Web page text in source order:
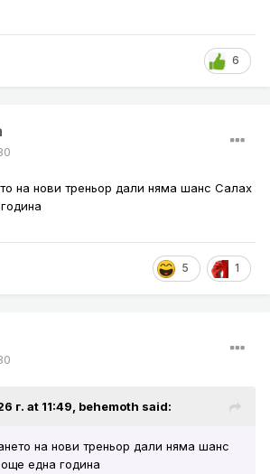
6
на нови треньор дали няма шанс Салах
5 1
г. at 11:49, behemoth said:
на нови треньор дали няма шанс
една година